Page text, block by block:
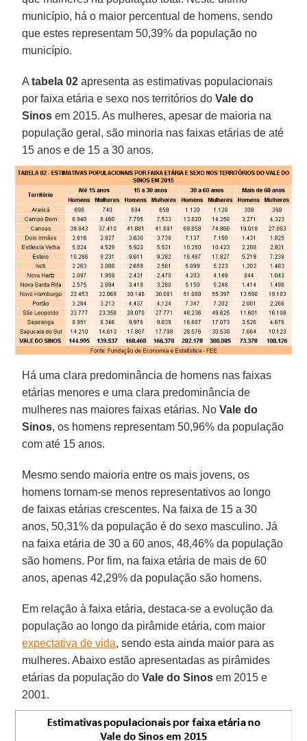
município, há o maior percentual de homens, sendo
que estes representam 50,39% da população no
município.
Atabela 02 apresenta as estimativas populacionais
por faixa etária e sexo nos territórios doVale do
Sinos em 2015. As mulheres, apesar de maioria na
população geral, são minoria nas faixas etárias de até
15 anos e de 15 a 30 anos.
Há uma clara predominância de homens nas faixas
etárias menores e uma clara predominância de
mulheres nas maiores faixas etárias. NoVale do
Sinos, os homens representam 50,96% da população
com até 15 anos.
Mesmo sendo maioria entre os mais jovens, os
homens tornam-se menos representativos ao longo
de faixas etárias crescentes. Na faixa de 15 a 30
anos, 50,31% da população é do sexo masculino. Já
na faixa etária de 30 a 60 anos, 48,46% da população
são homens. Por fim, na faixa etária de mais de 60
anos, apenas 42,29% da população são homens.
Em relação à faixa etária, destaca-se a evolução da
população ao longo da pirâmide etária, com maior
expectativa de vida, sendo esta ainda maior para as
mulheres. Abaixo estão apresentadas as pirâmides
etárias da população do Vale do Sinos em 2015 e
2001.